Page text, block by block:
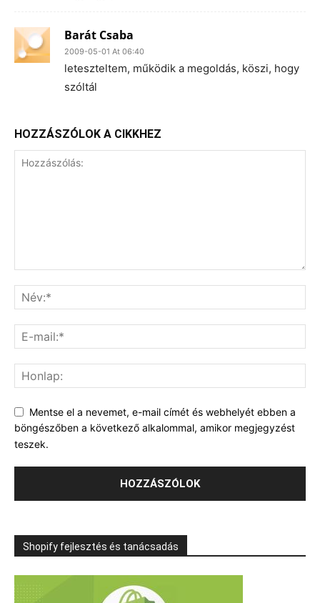
Barát Csaba
2009-05-01 At 06:40
leteszteltem, működik a megoldás, köszi, hogy
szóltál
HOZZÁSZÓLOK A CIKKHEZ
Mentse el a nevemet, e-mail címét és webhelyét ebben a
böngészőben a következő alkalommal, amikor megjegyzést
teszek.
Shopify fejlesztés és tanácsadás